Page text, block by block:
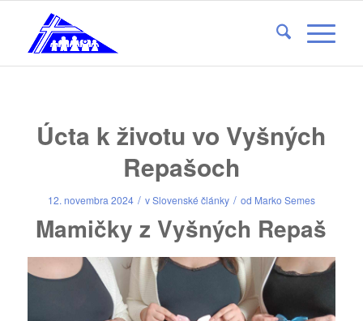
Úcta k životu vo Vyšných
Repašoch
12. novembra 2024 / vSlovenské články / od Marko Semes
Mamičky z Vyšných Repaš